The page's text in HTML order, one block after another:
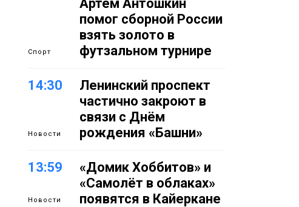
Спорт
Артём Антошкин
помог сборной России
взять золото в
футзальном турнире
14:30
Новости
Ленинский проспект
частично закроют в
связи с Днём
рождения «Башни»
13:59
Новости
«Домик Хоббитов» и
«Самолёт в облаках»
появятся в Кайеркане